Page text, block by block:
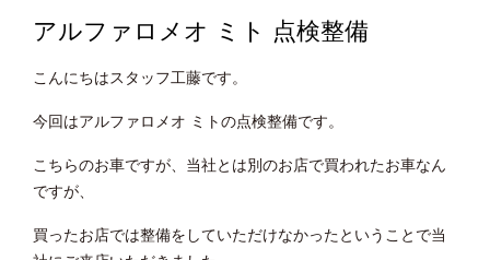
アルファロメオ ミト 点検整備
こんにちはスタッフ工藤です。
今回はアルファロメオ ミトの点検整備です。
こちらのお車ですが、当社とは別のお店で買われたお車なん
ですが、
買ったお店では整備をしていただけなかったということで当